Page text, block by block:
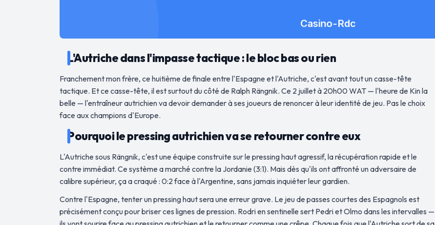
L'Autriche dans l'impasse tactique : le bloc bas ou rien
Franchement mon frère, ce huitième de finale entre l'Espagne et l'Autriche, c'est avant tout un casse-tête
tactique. Et ce casse-tête, il est surtout du côté de Ralph Rängnik. Ce 2 juillet à 20h00 WAT — l'heure de Kin la
belle — l'entraîneur autrichien va devoir demander à ses joueurs de renoncer à leur identité de jeu. Pas le choix
face aux champions d'Europe.
Pourquoi le pressing autrichien va se retourner contre eux
L'Autriche sous Rängnik, c'est une équipe construite sur le pressing haut agressif, la récupération rapide et le
contre immédiat. Ce système a marché contre la Jordanie (3:1). Mais dès qu'ils ont affronté un adversaire de
calibre supérieur, ça a craqué : 0:2 face à l'Argentine, sans jamais inquiéter leur gardien.
Contre l'Espagne, tenter un pressing haut sera une erreur grave. Le jeu de passes courtes des Espagnols est
précisément conçu pour briser ces lignes de pression. Rodri en sentinelle sert Pedri et Olmo dans les intervalles —